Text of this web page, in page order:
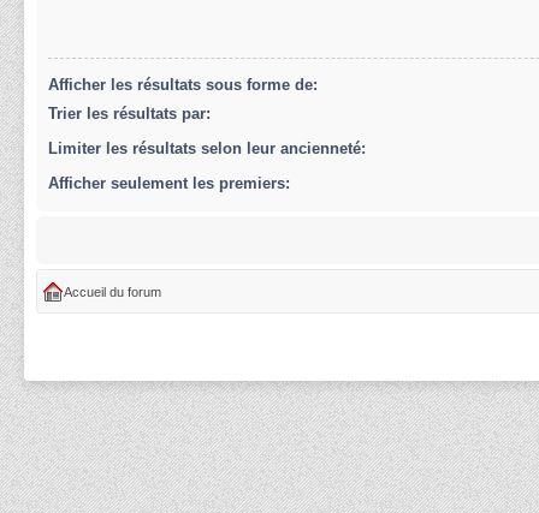
Afficher les résultats sous forme de:
Trier les résultats par:
Limiter les résultats selon leur ancienneté:
Afficher seulement les premiers:
Accueil du forum